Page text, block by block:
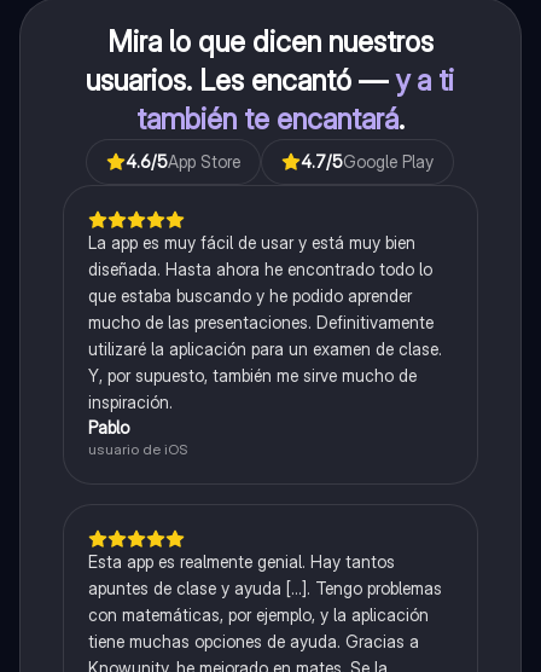
Mira lo que dicen nuestros
usuarios. Les encantó —y a ti
también te encantará.
4.6/5App Store 4.7/5Google Play
La app es muy fácil de usar y está muy bien
diseñada. Hasta ahora he encontrado todo lo
que estaba buscando y he podido aprender
mucho de las presentaciones. Definitivamente
utilizaré la aplicación para un examen de clase.
Y, por supuesto, también me sirve mucho de
inspiración.
Pablo
usuario de iOS
Esta app es realmente genial. Hay tantos
apuntes de clase y ayuda [...]. Tengo problemas
con matemáticas, por ejemplo, y la aplicación
tiene muchas opciones de ayuda. Gracias a
Knowunity, he mejorado en mates. Se la